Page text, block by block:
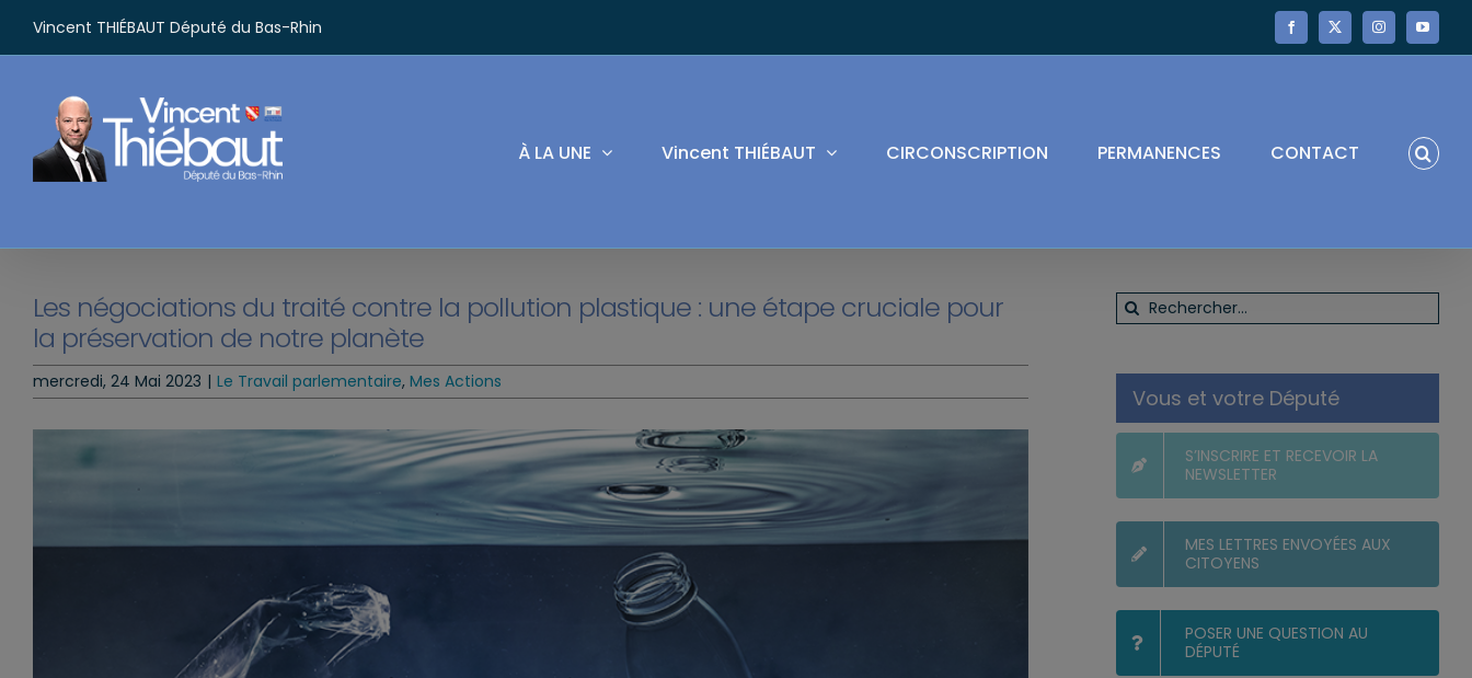
contenu
Vincent THIÉBAUT Député du Bas-Rhin Facebook
X InstagramYouTube
À LA UNE Vincent THIÉBAUT CIRCONSCRIPTION PERMANENCES CONTACT
Les négociations du traité contre la pollution plastique : une étape cruciale pour
la préservation de notre planète
mercredi, 24 Mai 2023 | Le Travail parlementaire, Mes Actions
Rechercher:
Vous et votre Député
S’INSCRIRE ET RECEVOIR LA
NEWSLETTER
MES LETTRES ENVOYÉES AUX
CITOYENS
POSER UNE QUESTION AU
DÉPUTÉ